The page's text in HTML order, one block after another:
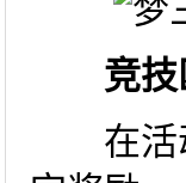
竞
在活动